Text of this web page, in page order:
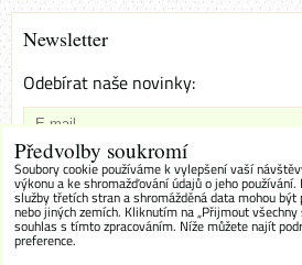
Newsletter
Odebírat naše novinky:
Chci se přihlásit k odběru novinek
Odebírat
Předvolby soukromí
Soubory cookie používáme k vylepšení vaší
výkonu a ke shromažďování údajů o jeho
služby třetích stran a shromážděná data mohou
nebo jiných zemích. Kliknutím na „Přijmout
souhlas s tímto zpracováním. Níže můžete najít
preference.